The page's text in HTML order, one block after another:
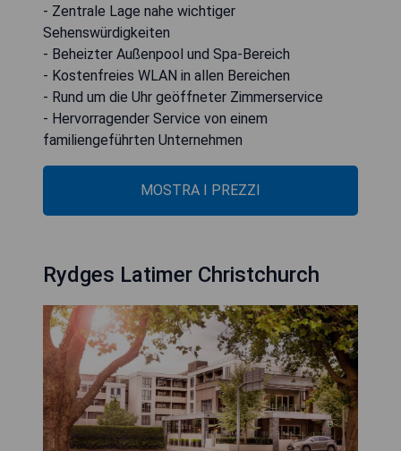
- Zentrale Lage nahe wichtiger
Sehenswürdigkeiten
- Beheizter Außenpool und Spa-Bereich
- Kostenfreies WLAN in allen Bereichen
- Rund um die Uhr geöffneter Zimmerservice
- Hervorragender Service von einem
familiengeführten Unternehmen
MOSTRA I PREZZI
Rydges Latimer Christchurch